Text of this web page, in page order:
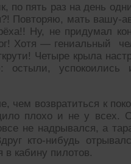
пять раз на день
Повторяю, мать
Ну, не придумал
Хотя — гениальный
Четыре крыла
остыли,
чем возвратиться к
плохо и не у всех.
не надрывался, а
кто-нибудь
в кабину пилотов.